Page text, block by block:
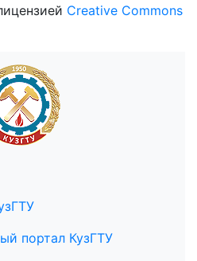
Creative Commons
портал КузГТУ